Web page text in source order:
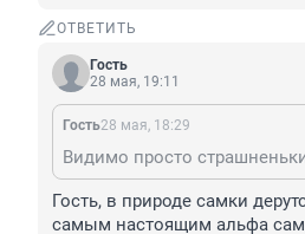
ОТВЕТИТЬ
Гость
28 мая, 19:11
Гость28 мая, 18:29
Гость, в природе самки
самым настоящим альфа